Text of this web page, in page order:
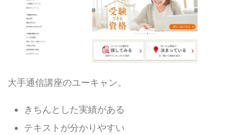
大手通信講座のユーキャン。
きちんとした実績がある
テキストが分かりやすい